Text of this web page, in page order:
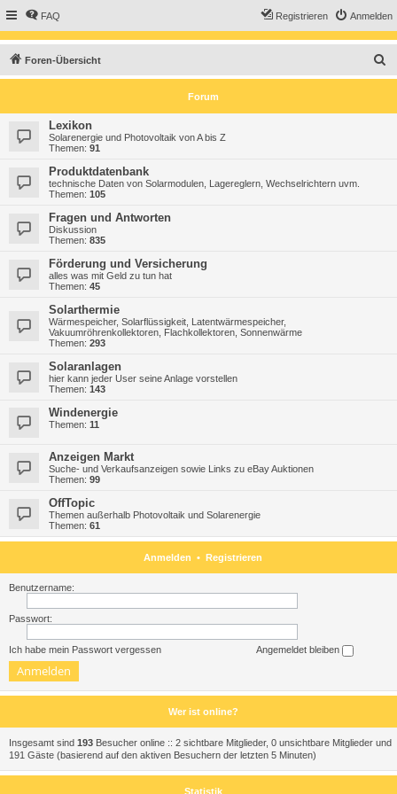
FAQ Anmelden
Registrieren
Foren-Übersicht
u
Forum
Lexikon
Solarenergie und Photovoltaik von A bis Z
Themen: 91
Produktdatenbank
technische Daten von Solarmodulen, Lagereglern, Wechselrichtern uvm.
Themen: 105
Fragen und Antworten
Diskussion
Themen: 835
Förderung und Versicherung
alles was mit Geld zu tun hat
Themen: 45
Solarthermie
Wärmespeicher, Solarflüssigkeit, Latentwärmespeicher,
Vakuumröhrenkollektoren, Flachkollektoren, Sonnenwärme
Themen: 293
Solaranlagen
hier kann jeder User seine Anlage vorstellen
Themen: 143
Windenergie
Themen: 11
Anzeigen Markt
Suche- und Verkaufsanzeigen sowie Links zu eBay Auktionen
Themen: 99
OffTopic
Themen außerhalb Photovoltaik und Solarenergie
Themen: 61
Anmelden • Registrieren
Benutzername:
Passwort:
Ich habe mein Passwort vergessen Angemeldet bleiben
Wer ist online?
Insgesamt sind 193 Besucher online :: 2 sichtbare Mitglieder, 0 unsichtbare Mitglieder und
191 Gäste (basierend auf den aktiven Besuchern der letzten 5 Minuten)
Statistik